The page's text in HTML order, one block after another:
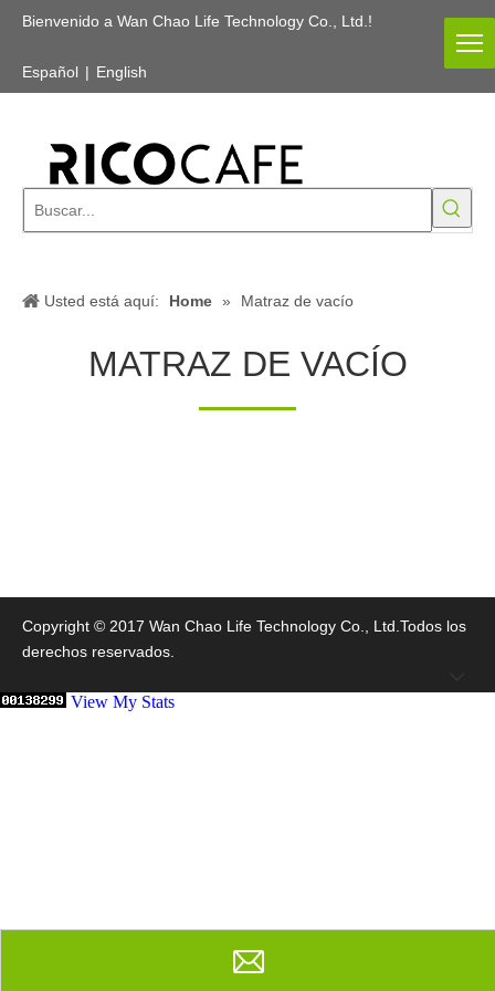
Bienvenido a Wan Chao Life Technology Co., Ltd.!
Español | English
Usted está aquí: Home » Matraz de vacío
MATRAZ DE VACÍO
Copyright © 2017 Wan Chao Life Technology Co., Ltd.Todos los
derechos reservados.
View My Stats